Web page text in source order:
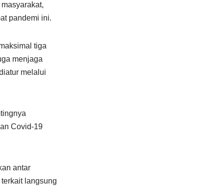
pandemi ini.
tiga
menjaga
melalui
Covid-19
antar
langsung